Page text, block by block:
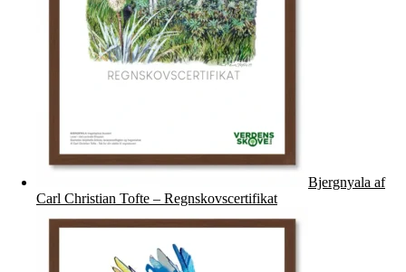
Bjergnyala af
Carl Christian Tofte – Regnskovscertifikat